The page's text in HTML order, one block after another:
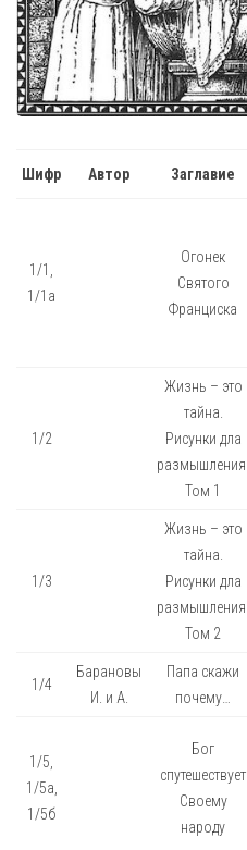
Шифр Автор Заглавие
1/1,
1/1а
Огонек
Святого
Франциска
1/2
Жизнь – это
тайна.
Рисунки дла
размышления.
Том 1
1/3
Жизнь – это
тайна.
Рисунки дла
размышления.
Том 2
1/4
Барановы
И. и А.
Папа скажи
почему…
1/5,
1/5а,
1/5б
Бог
спутешествует
Своему
народу